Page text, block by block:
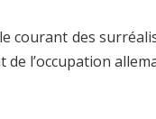
courant des
l’occupation